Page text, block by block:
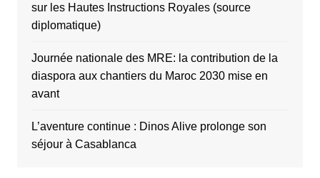
sur les Hautes Instructions Royales (source
diplomatique)
Journée nationale des MRE: la contribution de la
diaspora aux chantiers du Maroc 2030 mise en
avant
L’aventure continue : Dinos Alive prolonge son
séjour à Casablanca